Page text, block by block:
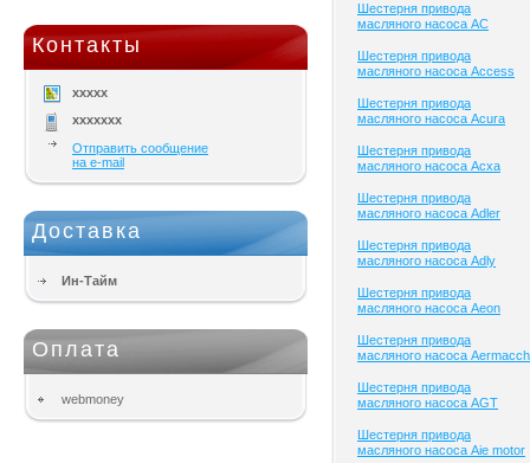
Контакты
xxxxx
xxxxxxx
Отправить сообщение
на e-mail
Доставка
Ин-Тайм
Оплата
webmoney
Шестерня привода
масляного насоса AC
Шестерня привода
масляного насоса Access
Шестерня привода
масляного насоса Acura
Шестерня привода
масляного насоса Acxa
Шестерня привода
масляного насоса Adler
Шестерня привода
масляного насоса Adly
Шестерня привода
масляного насоса Aeon
Шестерня привода
масляного насоса
Шестерня привода
масляного насоса AGT
Шестерня привода
масляного насоса Aie motor